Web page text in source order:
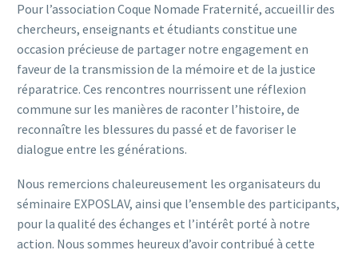
Pour l’association Coque Nomade Fraternité, accueillir des
chercheurs, enseignants et étudiants constitue une
occasion précieuse de partager notre engagement en
faveur de la transmission de la mémoire et de la justice
réparatrice. Ces rencontres nourrissent une réflexion
commune sur les manières de raconter l’histoire, de
reconnaître les blessures du passé et de favoriser le
dialogue entre les générations.
Nous remercions chaleureusement les organisateurs du
séminaire EXPOSLAV, ainsi que l’ensemble des participants,
pour la qualité des échanges et l’intérêt porté à notre
action. Nous sommes heureux d’avoir contribué à cette